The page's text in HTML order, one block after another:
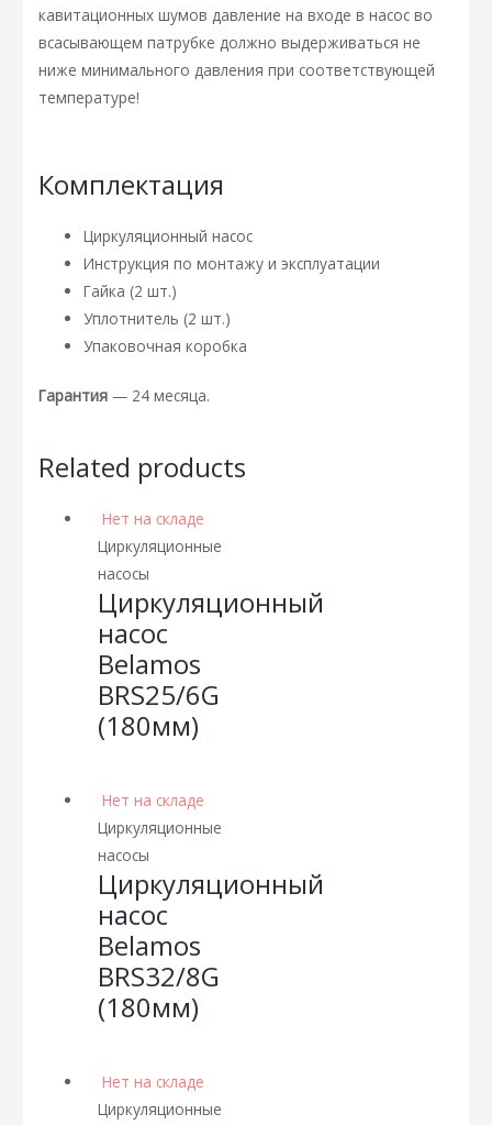
кавитационных шумов давление на входе в насос во
всасывающем патрубке должно выдерживаться не
ниже минимального давления при соответствующей
температуре!
Комплектация
Циркуляционный насос
Инструкция по монтажу и эксплуатации
Гайка (2 шт.)
Уплотнитель (2 шт.)
Упаковочная коробка
Гарантия — 24 месяца.
Related products
Нет на складе
Циркуляционные
насосы
Циркуляционный
насос
Belamos
BRS25/6G
(180мм)
Нет на складе
Циркуляционные
насосы
Циркуляционный
насос
Belamos
BRS32/8G
(180мм)
Нет на складе
Циркуляционные